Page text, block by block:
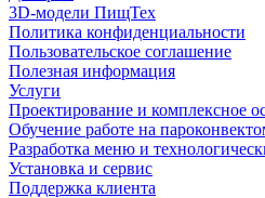
3D-модели ПищТех
Политика конфиденциальности
Пользовательское соглашение
Полезная информация
Услуги
Проектирование и комплексное
Обучение работе на
Разработка меню и
Установка и сервис
Поддержка клиента